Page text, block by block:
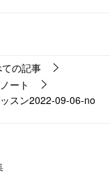
の記事
ート
スン2022-09-06-­no